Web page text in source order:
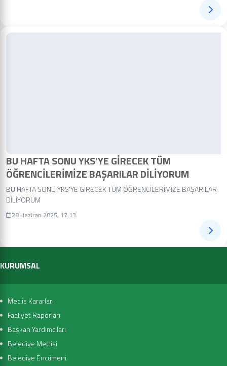
BU HAFTA SONU YKS'YE GİRECEK TÜM
ÖĞRENCİLERİMİZE BAŞARILAR DİLİYORUM
BU HAFTA SONU YKS'YE GİRECEK TÜM ÖĞRENCİLERİMİZE BAŞARILAR
DİLİYORUM
28 Haziran 2025, 17:13
KURUMSAL
Meclis Kararları
Faaliyet Raporları
Başkan Yardımcıları
Belediye Meclisi
Belediye Encümeni